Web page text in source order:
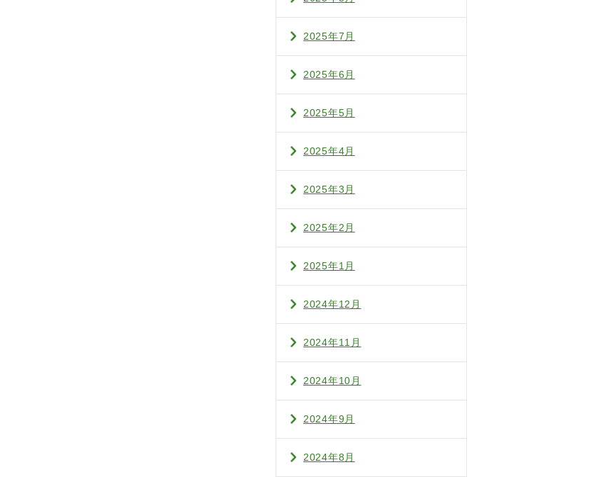
2025年7月
2025年6月
2025年5月
2025年4月
2025年3月
2025年2月
2025年1月
2024年12月
2024年11月
2024年10月
2024年9月
2024年8月